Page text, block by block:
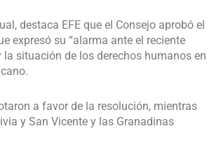
destaca EFE que el Consejo aprobó el
expresó su “alarma ante el reciente
la situación de los derechos humanos en
a favor de la resolución, mientras
y San Vicente y las Granadinas